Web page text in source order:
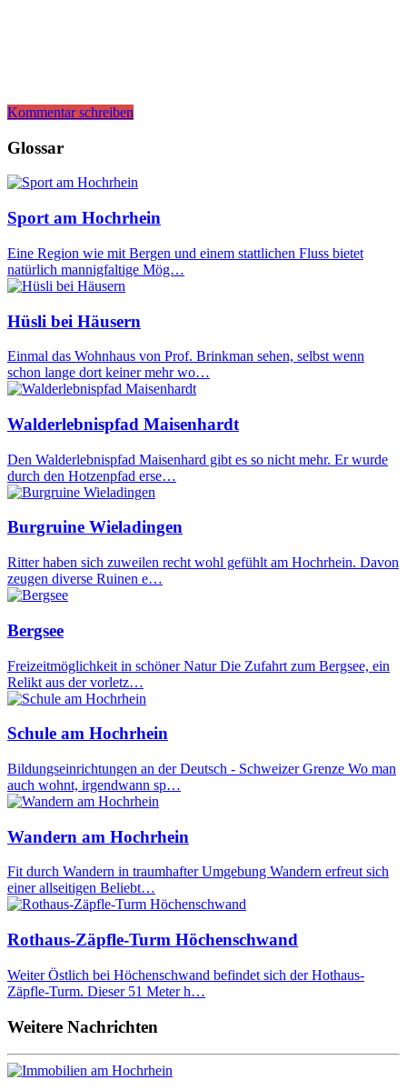
Kommentar schreiben
Glossar
Sport am Hochrhein
Eine Region wie mit Bergen und einem stattlichen Fluss bietet
natürlich mannigfaltige Mög…
Hüsli bei Häusern
Einmal das Wohnhaus von Prof. Brinkman sehen, selbst wenn
schon lange dort keiner mehr wo…
Walderlebnispfad Maisenhardt
Den Walderlebnispfad Maisenhard gibt es so nicht mehr. Er wurde
durch den Hotzenpfad erse…
Burgruine Wieladingen
Ritter haben sich zuweilen recht wohl gefühlt am Hochrhein. Davon
zeugen diverse Ruinen e…
Bergsee
Freizeitmöglichkeit in schöner Natur Die Zufahrt zum Bergsee, ein
Relikt aus der vorletz…
Schule am Hochrhein
Bildungseinrichtungen an der Deutsch - Schweizer Grenze Wo man
auch wohnt, irgendwann sp…
Wandern am Hochrhein
Fit durch Wandern in traumhafter Umgebung Wandern erfreut sich
einer allseitigen Beliebt…
Rothaus-Zäpfle-Turm Höchenschwand
Weiter Östlich bei Höchenschwand befindet sich der Hothaus-
Zäpfle-Turm. Dieser 51 Meter h…
Weitere Nachrichten